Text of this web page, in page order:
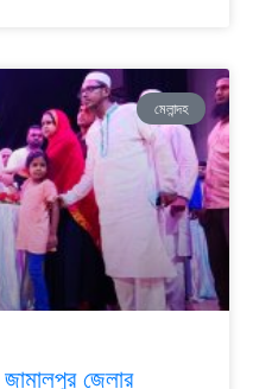
মেলান্দহ
জামালপুর জেলার